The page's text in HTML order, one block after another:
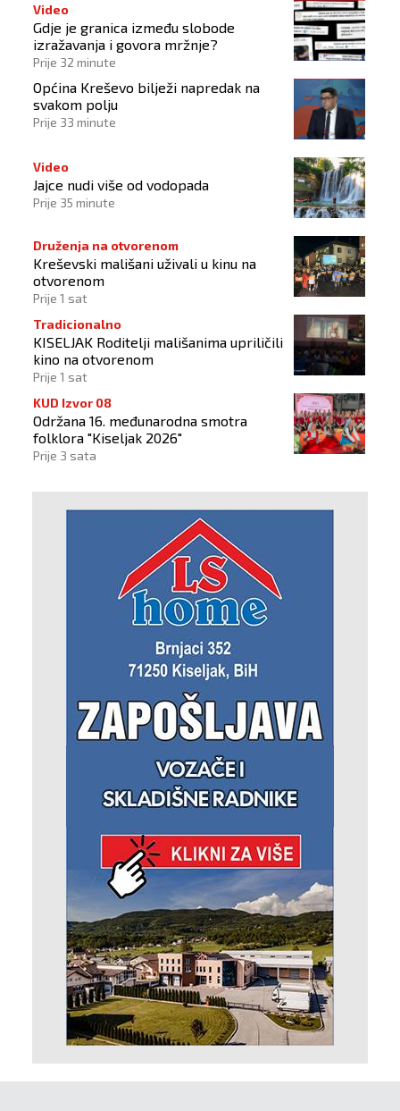
Video
Gdje je granica između slobode
izražavanja i govora mržnje?
Prije 32 minute
Općina Kreševo bilježi napredak na
svakom polju
Prije 33 minute
Video
Jajce nudi više od vodopada
Prije 35 minute
Druženja na otvorenom
Kreševski mališani uživali u kinu na
otvorenom
Prije 1 sat
Tradicionalno
KISELJAK Roditelji mališanima upriličili
kino na otvorenom
Prije 1 sat
KUD Izvor 08
Održana 16. međunarodna smotra
folklora "Kiseljak 2026"
Prije 3 sata